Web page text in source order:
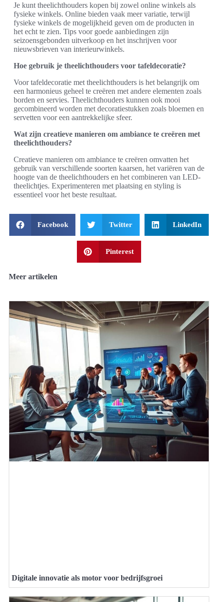
Je kunt theelichthouders kopen bij zowel online winkels als
fysieke winkels. Online bieden vaak meer variatie, terwijl
fysieke winkels de mogelijkheid geven om de producten in
het echt te zien. Tips voor goede aanbiedingen zijn
seizoensgebonden uitverkoop en het inschrijven voor
nieuwsbrieven van interieurwinkels.
Hoe gebruik je theelichthouders voor tafeldecoratie?
Voor tafeldecoratie met theelichthouders is het belangrijk om
een harmonieus geheel te creëren met andere elementen zoals
borden en servies. Theelichthouders kunnen ook mooi
gecombineerd worden met decoratiestukken zoals bloemen en
servetten voor een aantrekkelijke sfeer.
Wat zijn creatieve manieren om ambiance te creëren met
theelichthouders?
Creatieve manieren om ambiance te creëren omvatten het
gebruik van verschillende soorten kaarsen, het variëren van de
hoogte van de theelichthouders en het combineren van LED-
theelichtjes. Experimenteren met plaatsing en styling is
essentieel voor het beste resultaat.
Facebook Twitter LinkedIn
Pinterest
Meer artikelen
Digitale innovatie als motor voor bedrijfsgroei